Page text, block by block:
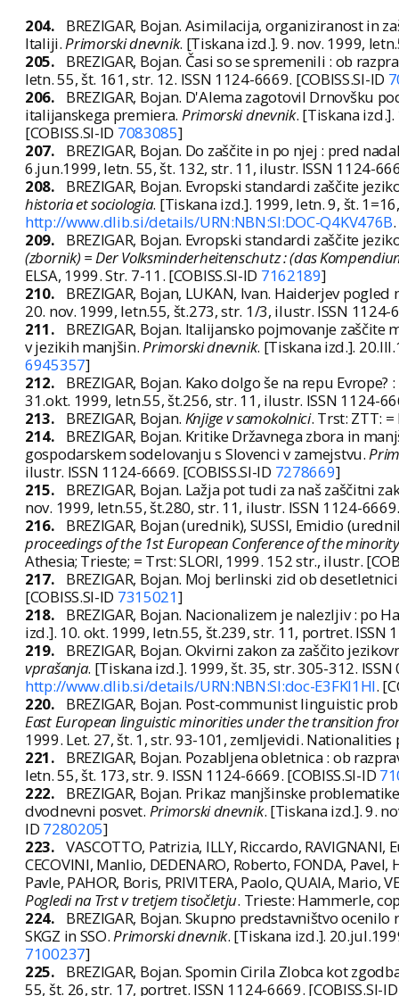
204.
BREZIGAR, Bojan. Asimilacija, organiziranost in
Italiji.Primorski dnevnik. [Tiskana izd.]. 9. nov. 1999,
205.
BREZIGAR, Bojan. Časi so se spremenili : ob
letn. 55, št. 161, str. 12. ISSN 1124-6669. [COBISS.SI-ID
206.
BREZIGAR, Bojan. D'Alema zagotovil Drnovšku
italijanskega premiera. Primorski dnevnik. [Tiskana
[COBISS.SI-ID 7083085]
207.
BREZIGAR, Bojan. Do zaščite in po njej : pred
6.jun.1999, letn. 55, št. 132, str. 11, ilustr. ISSN 1124-
208.
BREZIGAR, Bojan. Evropski standardi zaščite
historia et sociologia. [Tiskana izd.]. 1999, letn. 9, št.
http://www.dlib.si/details/URN:NBN:SI:DOC-Q4KV476B
209.
BREZIGAR, Bojan. Evropski standardi zaščite
(zbornik) = Der Volksminderheitenschutz : (das
ELSA, 1999. Str. 7-11. [COBISS.SI-ID 7162189]
210.
BREZIGAR, Bojan, LUKAN, Ivan. Haiderjev
20. nov. 1999, letn.55, št.273, str. 1/3, ilustr. ISSN 1124-
211.
BREZIGAR, Bojan. Italijansko pojmovanje
v jezikih manjšin.Primorski dnevnik. [Tiskana izd.].
6945357]
212.
BREZIGAR, Bojan. Kako dolgo še na repu
31.okt. 1999, letn.55, št.256, str. 11, ilustr. ISSN 1124-
213.
BREZIGAR, Bojan. Knjige v samokolnici. Trst: ZTT:
214.
BREZIGAR, Bojan. Kritike Državnega zbora in
gospodarskem sodelovanju s Slovenci v zamejstvu.
ilustr. ISSN 1124-6669. [COBISS.SI-ID 7278669]
215.
BREZIGAR, Bojan. Lažja pot tudi za naš zaščitni
nov. 1999, letn.55, št.280, str. 11, ilustr. ISSN 1124-
216.
BREZIGAR, Bojan (urednik), SUSSI, Emidio
proceedings of the 1st European Conference of the
Athesia; Trieste; = Trst: SLORI, 1999. 152 str., ilustr.
217.
BREZIGAR, Bojan. Moj berlinski zid ob
[COBISS.SI-ID 7315021]
218.
BREZIGAR, Bojan. Nacionalizem je nalezljiv : po
izd.]. 10. okt. 1999, letn.55, št.239, str. 11, portret. ISSN
219.
BREZIGAR, Bojan. Okvirni zakon za zaščito
vprašanja. [Tiskana izd.]. 1999, št. 35, str. 305-312.
http://www.dlib.si/details/URN:NBN:SI:doc-E3FKI1HI.
220.
BREZIGAR, Bojan. Post-communist linguistic
East European linguistic minorities under the transition
1999. Let. 27, št. 1, str. 93-101, zemljevidi. Nationalities
221.
BREZIGAR, Bojan. Pozabljena obletnica : ob
letn. 55, št. 173, str. 9. ISSN 1124-6669. [COBISS.SI-ID
222.
BREZIGAR, Bojan. Prikaz manjšinske
dvodnevni posvet. Primorski dnevnik. [Tiskana izd.]. 9.
ID 7280205]
223. VASCOTTO, Patrizia, ILLY, Riccardo, RAVIGNANI,
CECOVINI, Manlio, DEDENARO, Roberto, FONDA,
Pavle, PAHOR, Boris, PRIVITERA, Paolo, QUAIA, Mario,
Pogledi na Trst v tretjem tisočletju. Trieste: Hammerle,
224.
BREZIGAR, Bojan. Skupno predstavništvo
SKGZ in SSO.Primorski dnevnik. [Tiskana izd.].
7100237]
225.
BREZIGAR, Bojan. Spomin Cirila Zlobca kot
55, št. 26, str. 17, portret. ISSN 1124-6669. [COBISS.SI-